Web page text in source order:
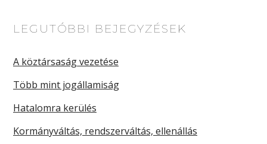
LEGUTÓBBI BEJEGYZÉSEK
A köztársaság vezetése
Több mint jogállamiság
Hatalomra kerülés
Kormányváltás, rendszerváltás, ellenállás